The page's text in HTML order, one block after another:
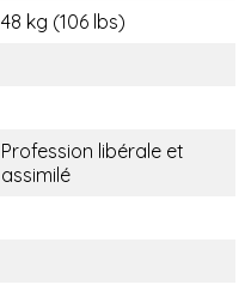
48 kg (106 lbs)
Profession libérale et
assimilé